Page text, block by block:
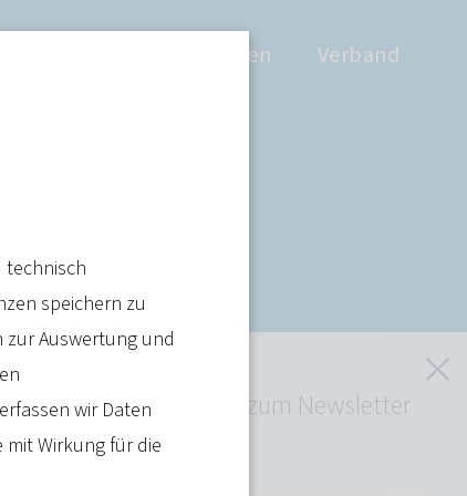
Wissen Verband
Jetzt kostenlos zum Newsletter
anmelden
technisch
speichern zu
Auswertung und
wir Daten
Wirkung für die